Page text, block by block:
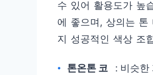
수 있어 활용도가 높
에 좋으며, 상의는 톤
지 성공적인 색상 조
톤온톤 코
: 비슷한